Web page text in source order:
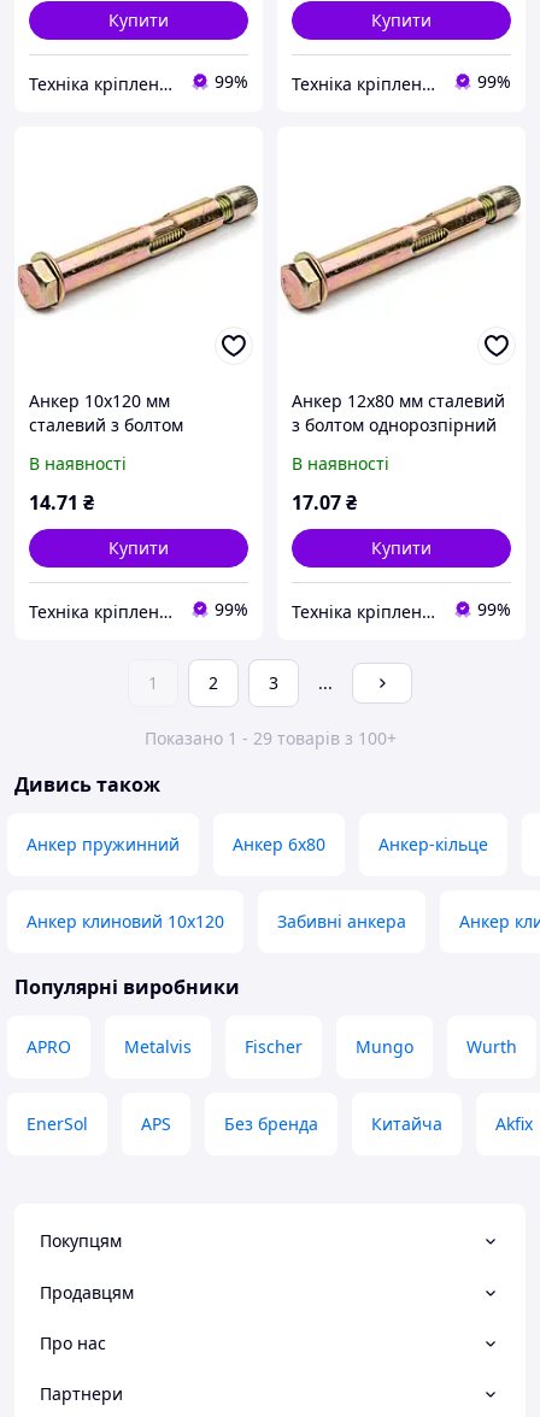
Купити
Техніка кріплення "Метрекс Київ" 99%
Купити
Техніка кріплення "Метрекс Київ" 99%
Анкер 10х120 мм
сталевий з болтом
В наявності
14.71 ₴
Купити
Техніка кріплення "Метрекс Київ" 99%
Анкер 12х80 мм сталевий
з болтом однорозпірний
В наявності
17.07₴
Купити
Техніка кріплення "Метрекс Київ" 99%
1 2 3 ...
Показано 1 - 29 товарів з 100+
Дивись також
Анкер пружинний Анкер 6х80 Анкер-кільце
Анкер клиновий 10х120 Забивні анкера Анкер
Популярні виробники
APRO Metalvis Fischer Mungo Wurth
EnerSol APS Без бренда Китайча Akfix
Покупцям
Продавцям
Про нас
Партнери